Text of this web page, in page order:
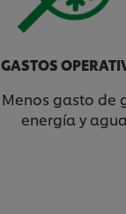
GASTOS
Menos gasto de
energía y